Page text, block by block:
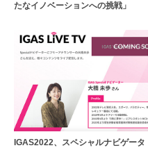
たなイノベーションへの挑戦」
IGAS2022、スペシャルナビゲータ